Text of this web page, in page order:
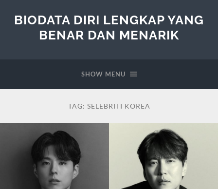
BIODATA DIRI LENGKAP YANG
BENAR DAN MENARIK
SHOW MENU
TAG: SELEBRITI KOREA